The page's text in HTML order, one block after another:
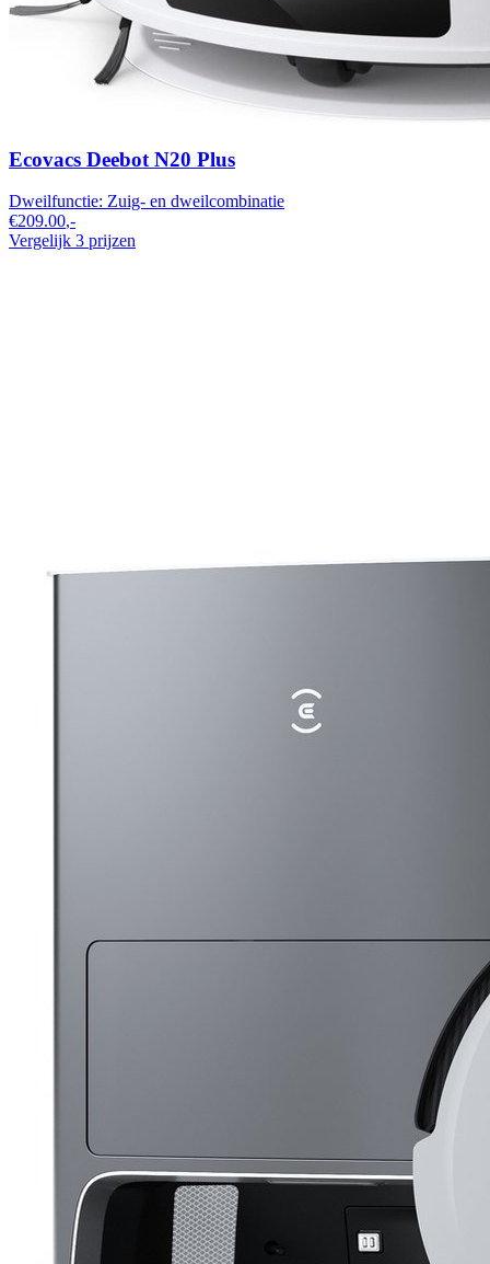
Ecovacs Deebot N20 Plus
Dweilfunctie: Zuig- en dweilcombinatie​
€209.00,-
Vergelijk 3 prijzen